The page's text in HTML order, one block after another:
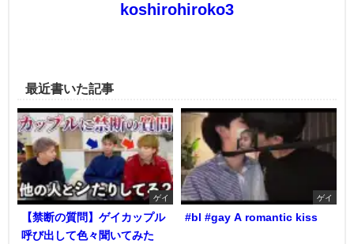
koshirohiroko3
最近書いた記事
ゲイ
【禁断の質問】ゲイカップル
呼び出して色々聞いてみた
ゲイ
#bl #gay A romantic kiss